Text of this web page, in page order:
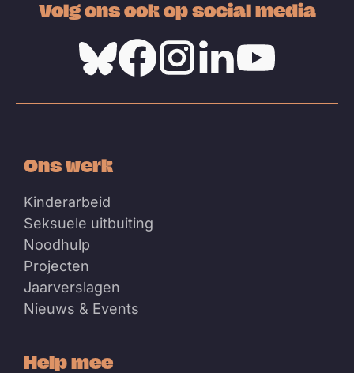
Volg ons ook op social media
Ons werk
Kinderarbeid
Seksuele uitbuiting
Noodhulp
Projecten
Jaarverslagen
Nieuws & Events
Help mee